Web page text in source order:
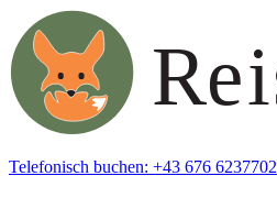
Telefonisch buchen: +43 676 6237702